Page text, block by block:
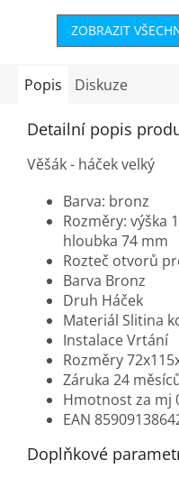
ZOBRAZIT
Popis Diskuze
Detailní popis
Věšák - háček velký
Barva: bronz
Rozměry: výška
hloubka 74 mm
Rozteč otvorů
Barva Bronz
Druh Háček
Materiál Slitina
Instalace Vrtání
Rozměry
Záruka 24
Hmotnost za mj
EAN
Doplňkové